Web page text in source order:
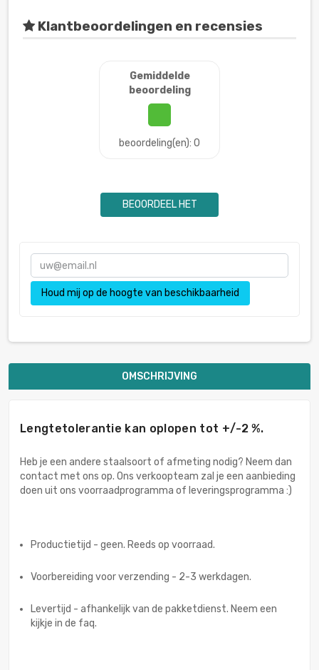
Klantbeoordelingen en recensies
Gemiddelde
beoordeling
beoordeling(en): 0
BEOORDEEL HET
Houd mij op de hoogte van beschikbaarheid
OMSCHRIJVING
Lengtetolerantie kan oplopen tot +/-2 %.
Heb je een andere staalsoort of afmeting nodig? Neem dan
contact met ons op. Ons verkoopteam zal je een aanbieding
doen uit ons voorraadprogramma of leveringsprogramma :)
Productietijd - geen. Reeds op voorraad.
Voorbereiding voor verzending - 2-3 werkdagen.
Levertijd - afhankelijk van de pakketdienst. Neem een
kijkje in de faq.